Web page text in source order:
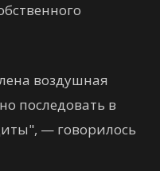
воздушная
последовать в
— говорилось